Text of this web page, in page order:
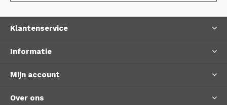
Klantenservice
Informatie
Mijn account
Over ons